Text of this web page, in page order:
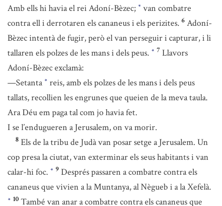
Amb ells hi havia el rei Adoní-Bèzec; * van combatre
contra ell i derrotaren els cananeus i els perizites. 6 Adoní-
Bèzec intentà de fugir, però el van perseguir i capturar, i li
tallaren els polzes de les mans i dels peus. * 7 Llavors
Adoní-Bèzec exclamà:
—Setanta * reis, amb els polzes de les mans i dels peus
tallats, recollien les engrunes que queien de la meva taula.
Ara Déu em paga tal com jo havia fet.
I se l’endugueren a Jerusalem, on va morir.
8 Els de la tribu de Judà van posar setge a Jerusalem. Un
cop presa la ciutat, van exterminar els seus habitants i van
calar-hi foc. * 9 Després passaren a combatre contra els
cananeus que vivien a la Muntanya, al Nègueb i a la Xefelà.
* 10 També van anar a combatre contra els cananeus que